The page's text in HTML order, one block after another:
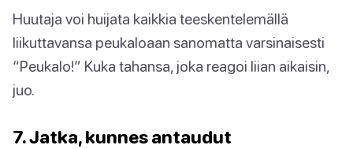
Huutaja voi huijata kaikkia teeskentelemällä
liikuttavansa peukaloaan sanomatta varsinaisesti
“Peukalo!” Kuka tahansa, joka reagoi liian aikaisin,
juo.
7. Jatka, kunnes antaudut